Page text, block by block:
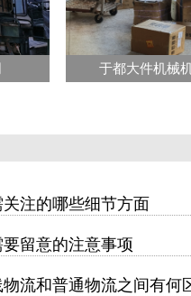
于都大件机械
注的哪些细节方面
留意的注意事项
流和普通物流之间有何